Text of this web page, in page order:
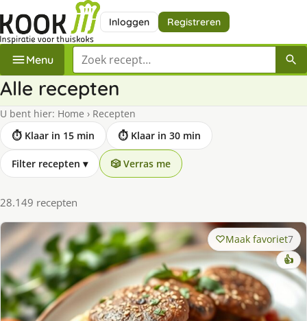
Inloggen Registreren
Menu Zoek een recept
Alle recepten
U bent hier: Home › Recepten
⏱ Klaar in 15 min
⏱ Klaar in 30 min
Filter recepten ▾ 🎲 Verras me
28.149 recepten
Maak favoriet7
👍